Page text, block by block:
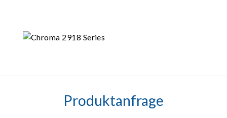
Produktanfrage